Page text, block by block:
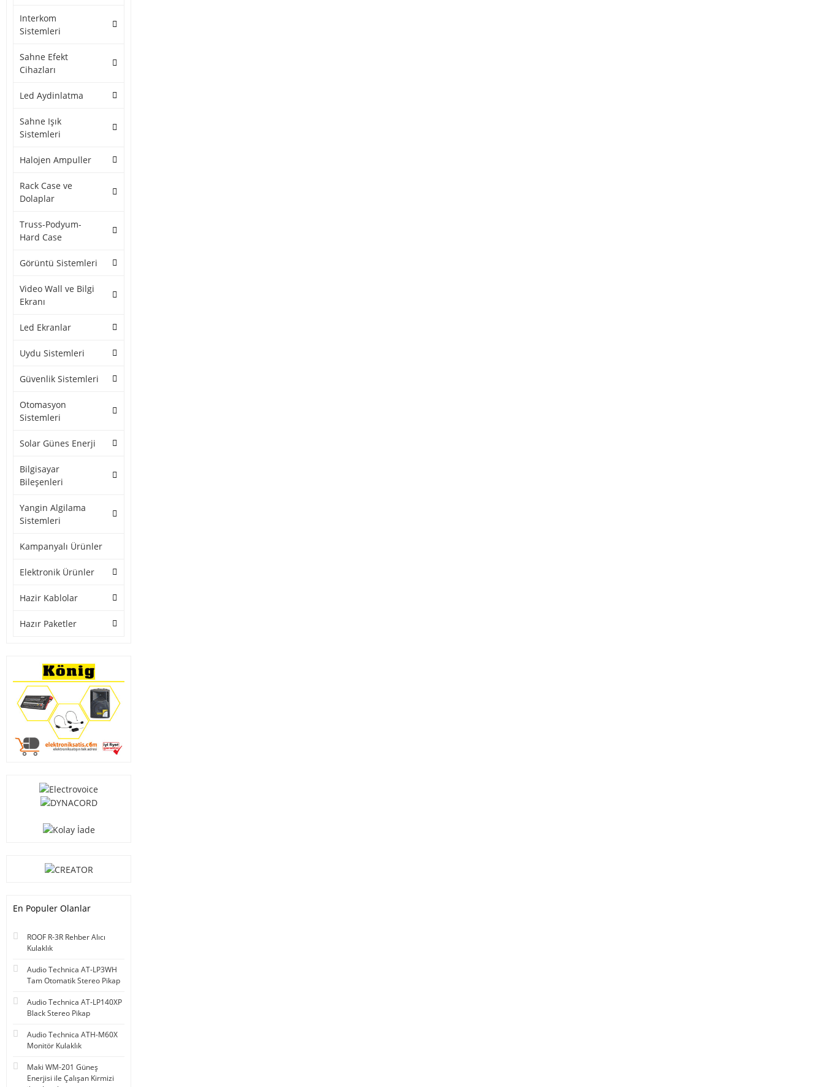
Interkom
Sistemleri
Sahne Efekt
Cihazları
Led Aydinlatma
Sahne Işık
Sistemleri
Halojen Ampuller
Rack Case ve
Dolaplar
Truss-Podyum-
Hard Case
Görüntü Sistemleri
Video Wall ve Bilgi
Ekranı
Led Ekranlar
Uydu Sistemleri
Güvenlik Sistemleri
Otomasyon
Sistemleri
Solar Günes Enerji
Bilgisayar
Bileşenleri
Yangin Algilama
Sistemleri
Kampanyalı Ürünler
Elektronik Ürünler
Hazir Kablolar
Hazır Paketler
En Populer Olanlar
ROOF R-3R Rehber Alıcı
Kulaklık
Audio Technica AT-LP3WH
Tam Otomatik Stereo Pikap
Audio Technica AT-LP140XP
Black Stereo Pikap
Audio Technica ATH-M60X
Monitör Kulaklık
Maki WM-201 Güneş
Enerjisi ile Çalışan Kirmizi